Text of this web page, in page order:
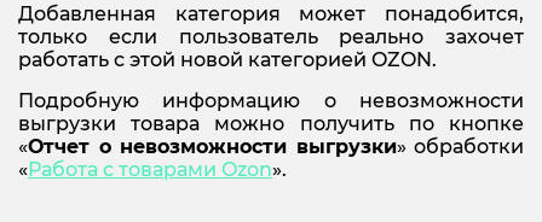
Добавленная категория может понадобится,
только если пользователь реально захочет
работать с этой новой категорией OZON.
Подробную информацию о невозможности
выгрузки товара можно получить по кнопке
«Отчет о невозможности выгрузки» обработки
«Работа с товарами Ozon».